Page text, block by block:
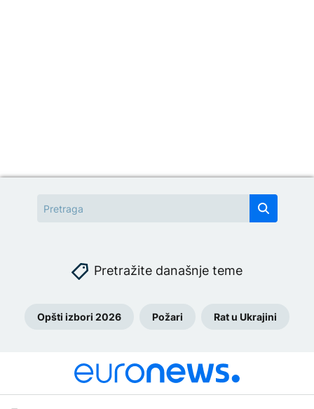
Pretražite današnje teme
Opšti izbori 2026 Požari Rat u Ukrajini